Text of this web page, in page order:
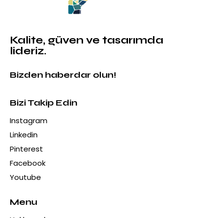
Kalite, güven ve tasarımda
lideriz.
Bizden haberdar olun!
Bizi Takip Edin
Instagram
Linkedin
Pinterest
Facebook
Youtube
Menu